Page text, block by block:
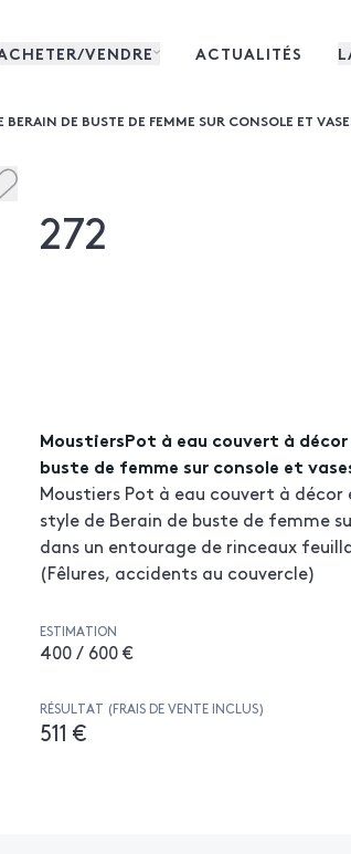
VENDRE ACTUALITÉS
DE BUSTE DE FEMME SUR CONSOLE ET
272
MoustiersPot à eau couvert à
buste de femme sur console et
Moustiers Pot à eau couvert à décor
style de Berain de buste de femme
dans un entourage de rinceaux
(Fêlures, accidents au couvercle)
ESTIMATION
400 / 600 €
RÉSULTAT (FRAIS DE VENTE INCLUS)
511 €